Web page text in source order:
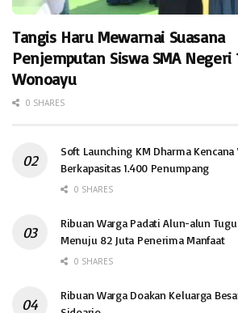
Tangis Haru Mewarnai Suasana
Penjemputan Siswa SMA Negeri
Wonoayu
0 SHARES
Soft Launching KM Dharma Kencana
Berkapasitas 1.400 Penumpang
0 SHARES
Ribuan Warga Padati Alun-alun
Menuju 82 Juta Penerima Manfaat
0 SHARES
Ribuan Warga Doakan Keluarga